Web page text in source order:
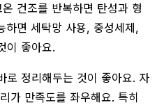
건조를 반복하면 탄성과 형
하면 세탁망 사용, 중성세제,
이 좋아요.
로 정리해두는 것이 좋아요. 자
가 만족도를 좌우해요. 특히